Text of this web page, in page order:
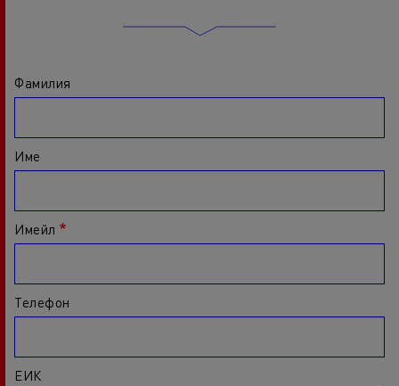
Фамилия
Име
Имейл
Телефон
ЕИК